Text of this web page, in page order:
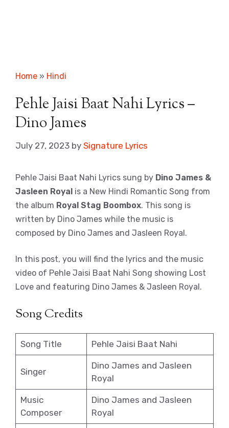
Home » Hindi
Pehle Jaisi Baat Nahi Lyrics –
Dino James
July 27, 2023 by Signature Lyrics
Pehle Jaisi Baat Nahi Lyrics sung by Dino James &
Jasleen Royal is a New Hindi Romantic Song from
the album Royal Stag Boombox. This song is
written by Dino James while the music is
composed by Dino James and Jasleen Royal.
In this post, you will find the lyrics and the music
video of Pehle Jaisi Baat Nahi Song showing Lost
Love and featuring Dino James & Jasleen Royal.
Song Credits
Song Title Pehle Jaisi Baat Nahi
Singer
Dino James and Jasleen
Royal
Music
Composer
Dino James and Jasleen
Royal